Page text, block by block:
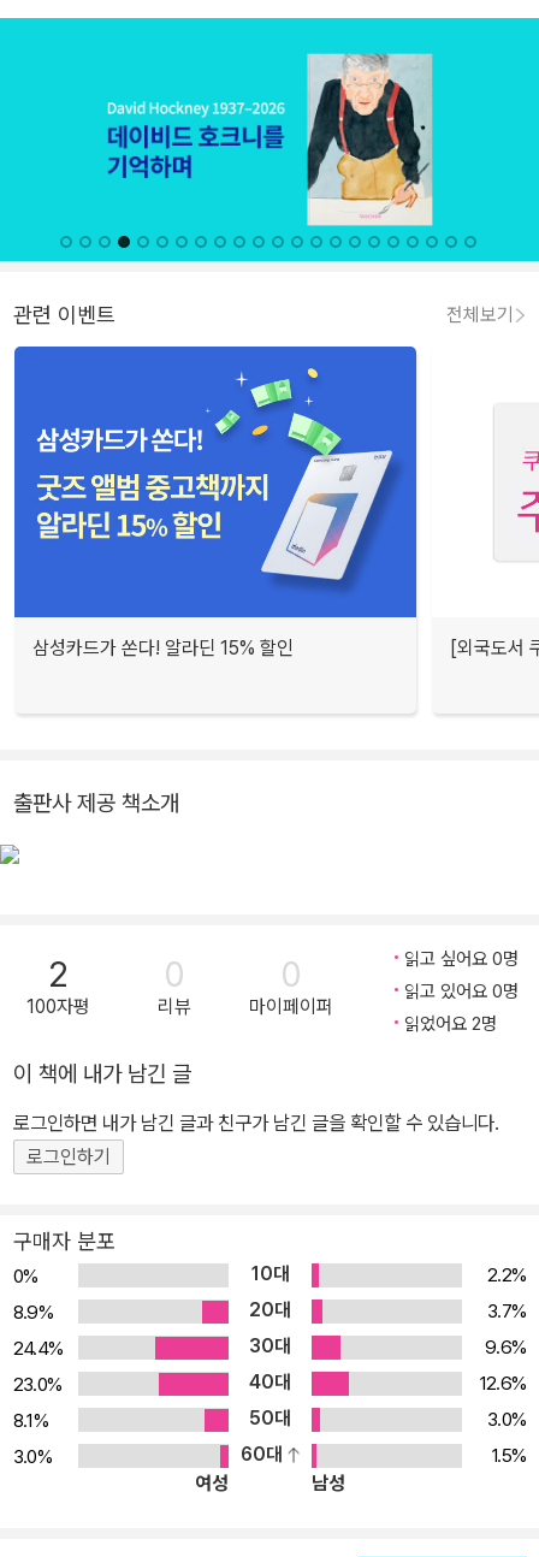
관련 이벤트 전체보기
삼성카드가 쏜다! 알라딘 15% 할인 [외국도서
출판사 제공 책소개
2
100자평
0
리뷰
0
마이페이퍼
읽고 싶어요 0명
읽고 있어요 0명
읽었어요 2명
이 책에 내가 남긴 글
로그인하면 내가 남긴 글과 친구가 남긴 글을 확인할 수 있습니다.
로그인하기
구매자 분포
0% 10대
2.2%
8.9%
20대
3.7%
24.4%
30대
9.6%
23.0%
40대
12.6%
8.1%
50대
3.0%
3.0%
60대
1.5%
여성
남성